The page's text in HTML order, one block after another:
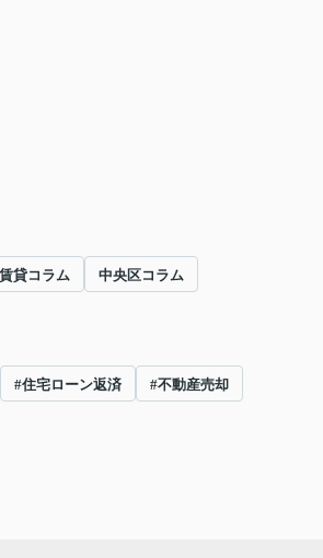
賃貸コラム 中央区コラム
#住宅ローン返済 #不動産売却